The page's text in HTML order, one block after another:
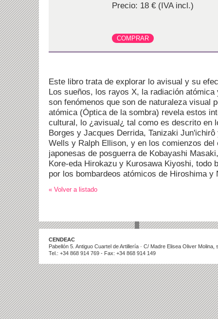
Precio: 18 € (IVA incl.)
Este libro trata de explorar lo avisual y su
Los sueños, los rayos X, la radiación
son fenómenos que son de naturaleza visual
atómica (Óptica de la sombra) revela estos
cultural, lo ¿avisual¿ tal como es descrito en
Borges y Jacques Derrida, Tanizaki
Wells y Ralph Ellison, y en los comienzos
japonesas de posguerra de Kobayashi
Kore-eda Hirokazu y Kurosawa Kiyoshi, todo
por los bombardeos atómicos de Hiroshima y
« Volver a listado
CENDEAC
Pabellón 5. Antiguo Cuartel de Artillería · C/ Madre Elisea Oliver
Tel.: +34 868 914 769 - Fax: +34 868 914 149